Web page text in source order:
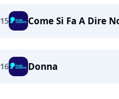
15 Come Si Fa A Dire
16 Donna